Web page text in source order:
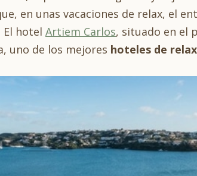
en unas vacaciones de relax, el
hotel Artiem Carlos, situado en el
uno de los mejores hoteles de